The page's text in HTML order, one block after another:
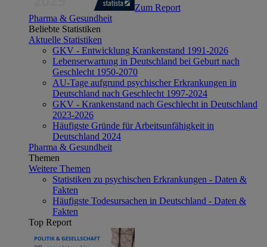
Zum Report
Pharma & Gesundheit
Beliebte Statistiken
Aktuelle Statistiken
GKV - Entwicklung Krankenstand 1991-2026
Lebenserwartung in Deutschland bei Geburt nach
Geschlecht 1950-2070
AU-Tage aufgrund psychischer Erkrankungen in
Deutschland nach Geschlecht 1997-2024
GKV - Krankenstand nach Geschlecht in Deutschland
2023-2026
Häufigste Gründe für Arbeitsunfähigkeit in
Deutschland 2024
Pharma & Gesundheit
Themen
Weitere Themen
Statistiken zu psychischen Erkrankungen - Daten &
Fakten
Häufigste Todesursachen in Deutschland - Daten &
Fakten
Top Report